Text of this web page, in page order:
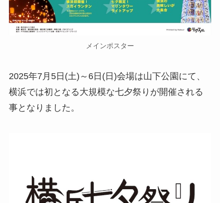
メインポスター
2025年7月5日(土)～6日(日)会場は山下公園にて、
横浜では初となる大規模な七夕祭りが開催される
事となりました。